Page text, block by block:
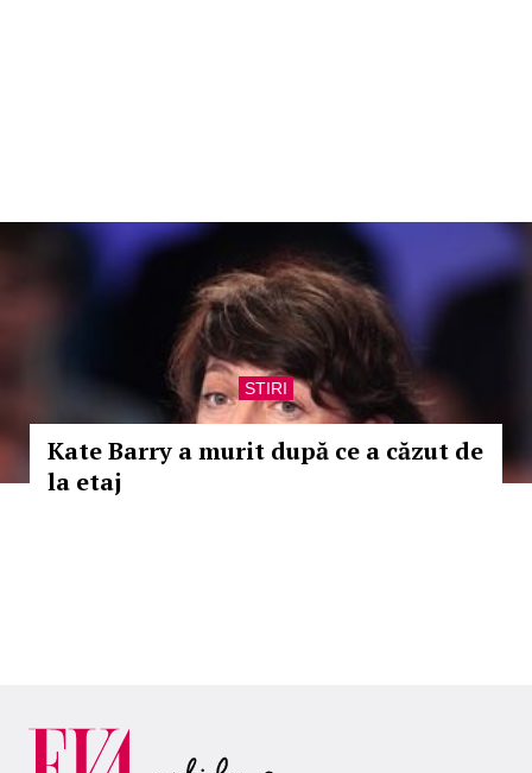
STIRI
Kate Barry a murit după ce a căzut de
la etaj